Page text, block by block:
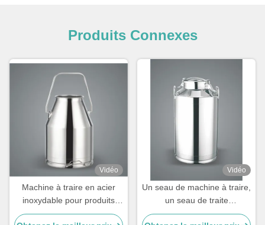
Produits Connexes
Vidéo
Machine à traire en acier
inoxydable pour produits
laitiers
Vidéo
Un seau de machine à traire,
un seau de traite
personnalisable pour les